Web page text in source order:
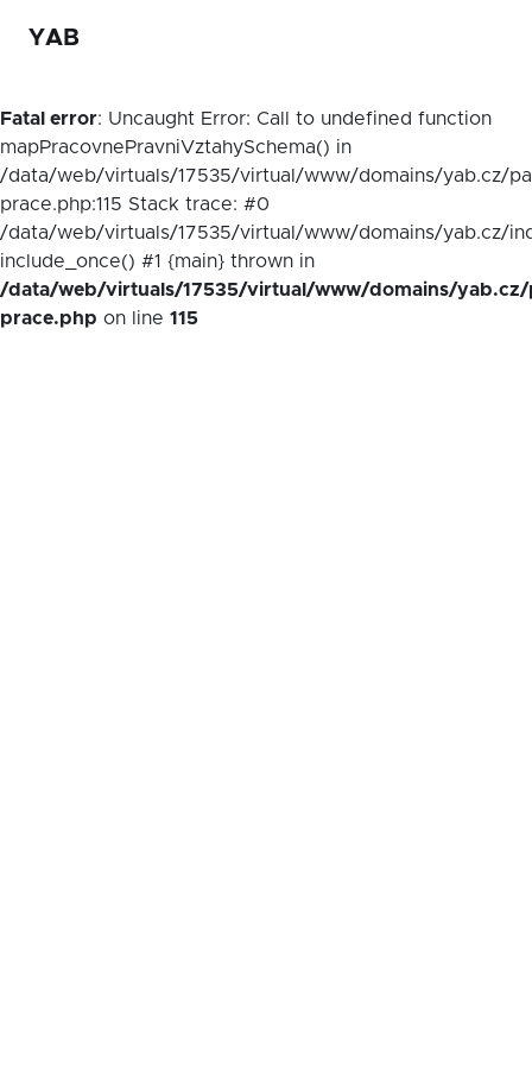
YAB
Fatal error: Uncaught Error: Call to undefined function
mapPracovnePravniVztahySchema() in
/data/web/virtuals/17535/virtual/www/domains/yab.cz/
prace.php:115 Stack trace: #0
/data/web/virtuals/17535/virtual/www/domains/yab.cz/
include_once() #1 {main} thrown in
/data/web/virtuals/17535/virtual/www/domains/yab.cz/
prace.php on line 115